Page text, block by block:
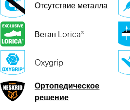
Отсутствие металла
Веган Lorica®
Oxygrip
Ортопедическое
решение